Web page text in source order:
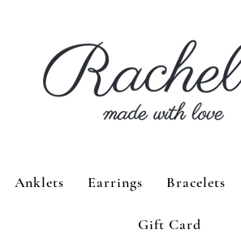
Anklets Earrings Bracelets
Gift Card